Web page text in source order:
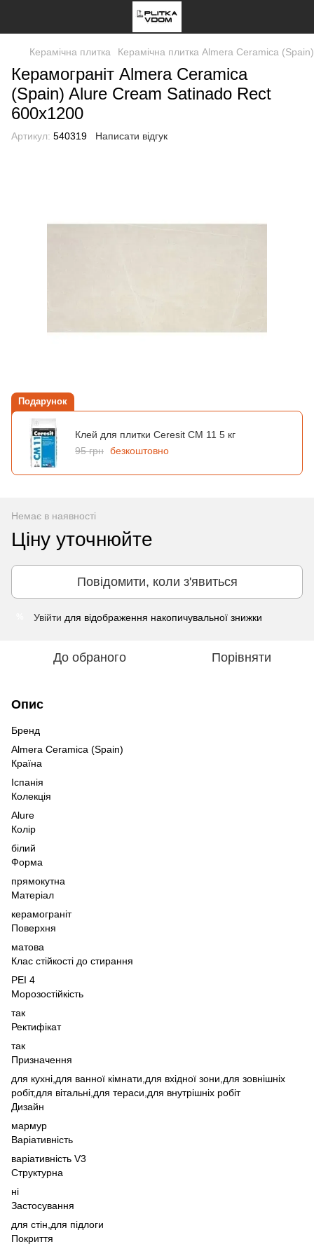
Керамічна плитка Керамічна плитка Almera Ceramica (Spain)
Керамограніт Almera Ceramica
(Spain) Alure Cream Satinado Rect
600x1200
Артикул: 540319 Написати відгук
Подарунок
Клей для плитки Ceresit CM 11 5 кг
95 грн безкоштовно
Немає в наявності
Ціну уточнюйте
Повідомити, коли з'явиться
Увійти для відображення накопичувальної знижки
До обраного Порівняти
Опис
Бренд
Almera Ceramica (Spain)
Країна
Іспанія
Колекція
Alure
Колір
білий
Форма
прямокутна
Матеріал
керамограніт
Поверхня
матова
Клас стійкості до стирання
PEI 4
Морозостійкість
так
Ректифікат
так
Призначення
для кухні, для ванної кімнати, для вхідної зони, для зовнішніх
робіт,для вітальні, для тераси, для внутрішніх робіт
Дизайн
мармур
Варіативність
варіативність V3
Структурна
ні
Застосування
для стін, для підлоги
Покриття